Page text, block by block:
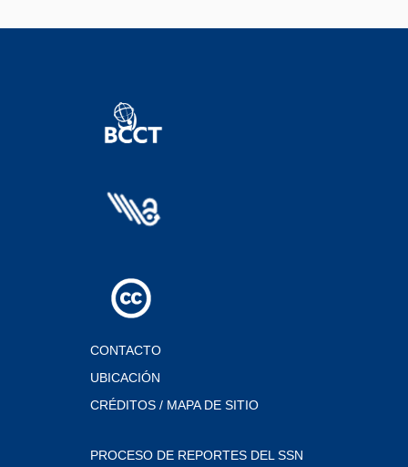
CONTACTO
UBICACIÓN
CRÉDITOS / MAPA DE SITIO
PROCESO DE REPORTES DEL SSN